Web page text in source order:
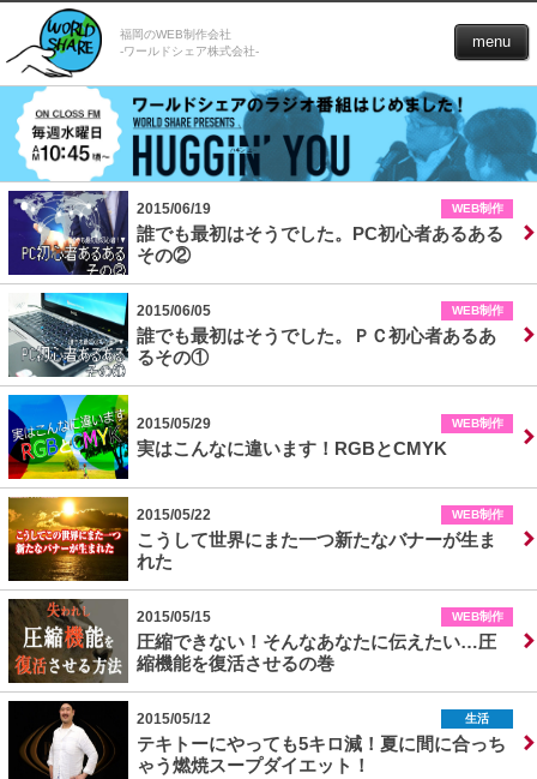
福岡のWEB制作会社
-ワールドシェア株式会社-
menu
2015/06/19 WEB制作
誰でも最初はそうでした。PC初心者あるある
その②
2015/06/05 WEB制作
誰でも最初はそうでした。ＰＣ初心者あるあ
るその①
2015/05/29 WEB制作
実はこんなに違います！RGBとCMYK
2015/05/22 WEB制作
こうして世界にまた一つ新たなバナーが生ま
れた
2015/05/15 WEB制作
圧縮できない！そんなあなたに伝えたい…圧
縮機能を復活させるの巻
2015/05/12 生活
テキトーにやっても5キロ減！夏に間に合っち
ゃう燃焼スープダイエット！